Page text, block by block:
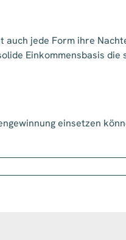
jede Form ihre
Einkommensbasis
einsetzen